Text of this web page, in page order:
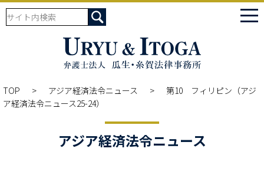
TOP アジア経済法令ニュース
第10 フィリピン（アジ
ア経済法令ニュース25-24）
アジア経済法令ニュース